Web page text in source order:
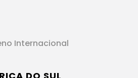
Internacional